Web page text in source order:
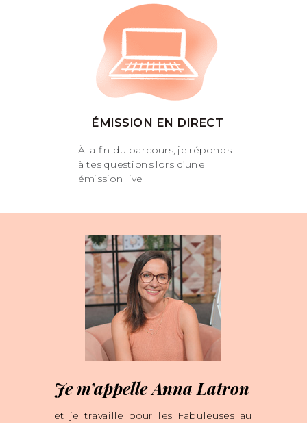
Je m’appelle Anna Latron
et je travaille pour les Fabuleuses au
À la fin du parcours, je réponds
à tes questions lors d’une
émission live
ÉMISSION EN DIRECT